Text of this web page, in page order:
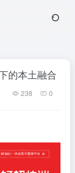
的本土融合
238 0